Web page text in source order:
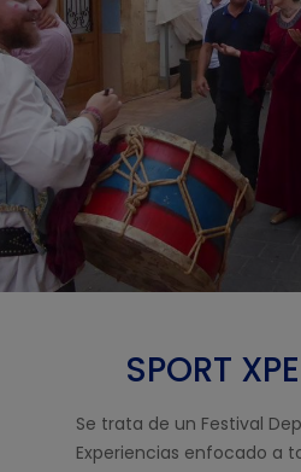
SPORT
Se trata de un Festival
Experiencias enfocado a